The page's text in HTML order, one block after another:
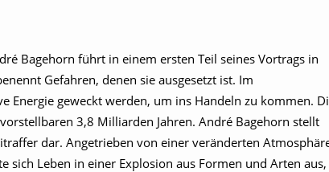
Bagehorn führt in einem ersten Teil seines Vortrags in
Gefahren, denen sie ausgesetzt ist. Im
Energie geweckt werden, um ins Handeln zu kommen.
3,8 Milliarden Jahren. André Bagehorn stellt
dar. Angetrieben von einer veränderten
sich Leben in einer Explosion aus Formen und Arten aus,